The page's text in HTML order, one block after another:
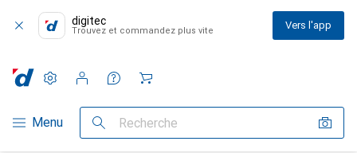
digitec
Trouvez et commandez plus vite Vers l'app
Navigation par catégorie
Menu Recherche
Paramètres
Compte client
Listes de comparaison
Listes d'envies
Panier